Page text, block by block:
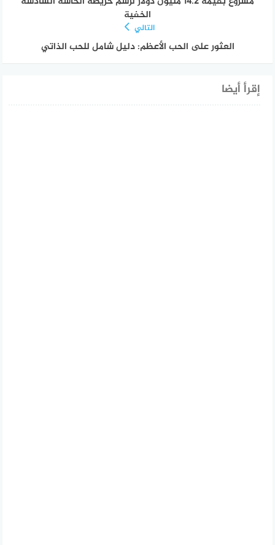
الخفية
التالي
العثور على الحب الأعظم: دليل شامل للحب الذاتي
إقرأ أيضا